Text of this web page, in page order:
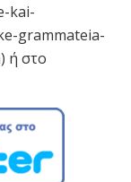
kai-
grammateia-
ή στο